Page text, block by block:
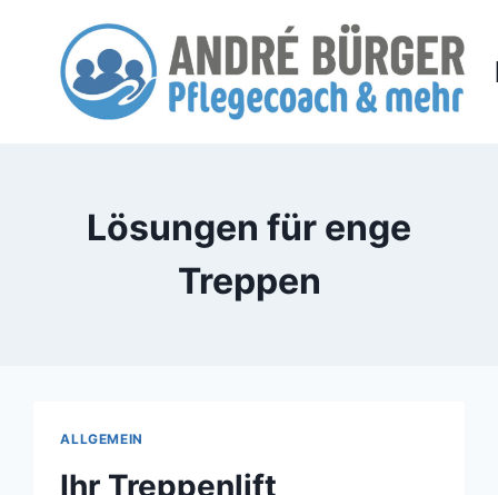
springen
Lösungen für enge
Treppen
ALLGEMEIN
Ihr Treppenlift